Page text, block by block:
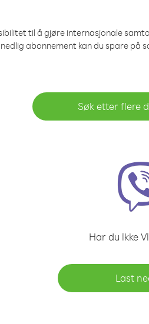
til å gjøre internasjonale
abonnement kan du spare på
Søk etter flere
Har du ikke
Last